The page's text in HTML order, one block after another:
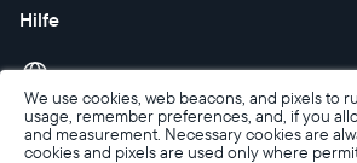
We use cookies, web beacons, and pixels to
usage, remember preferences, and, if you
and measurement. Necessary cookies are
cookies and pixels are used only where
Hilfe